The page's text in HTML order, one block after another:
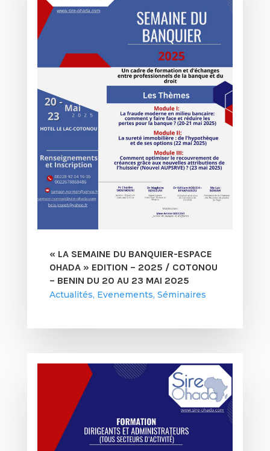
« LA SEMAINE DU BANQUIER-ESPACE
OHADA » EDITION – 2025 / COTONOU
– BENIN DU 20 AU 23 MAI 2025
Actualités, Evenements, Séminaires